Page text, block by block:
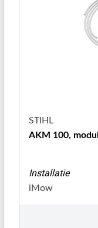
STIHL
AKM 100,
Installatie
iMow